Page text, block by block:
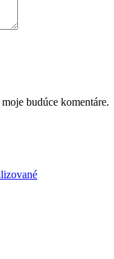
budúce komentáre.